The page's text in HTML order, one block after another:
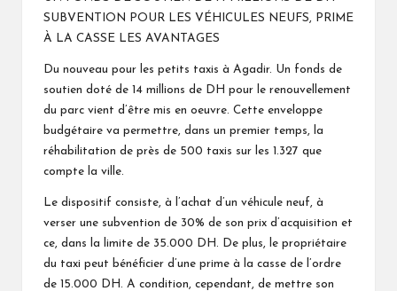
SUBVENTION POUR LES VÉHICULES NEUFS, PRIME
À LA CASSE LES AVANTAGES
Du nouveau pour les petits taxis à Agadir. Un fonds de
soutien doté de 14 millions de DH pour le renouvellement
du parc vient d’être mis en oeuvre. Cette enveloppe
budgétaire va permettre, dans un premier temps, la
réhabilitation de près de 500 taxis sur les 1.327 que
compte la ville.
Le dispositif consiste, à l’achat d’un véhicule neuf, à
verser une subvention de 30% de son prix d’acquisition et
ce, dans la limite de 35.000 DH. De plus, le propriétaire
du taxi peut bénéficier d’une prime à la casse de l’ordre
de 15.000 DH. A condition, cependant, de mettre son